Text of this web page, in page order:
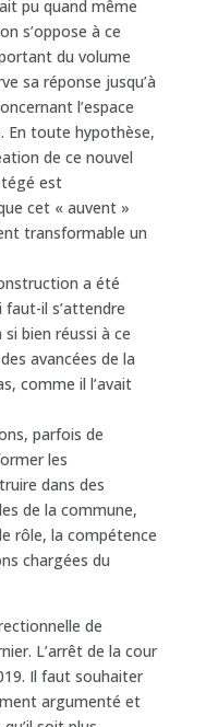
pu quand même
s’oppose à ce
du volume
sa réponse jusqu’à
l’espace
En toute hypothèse,
de ce nouvel
est
cet « auvent »
transformable un
a été
faut-il s’attendre
bien réussi à ce
avancées de la
comme il l’avait
parfois de
les
dans des
de la commune,
rôle, la compétence
chargées du
de
L’arrêt de la cour
Il faut souhaiter
argumenté et